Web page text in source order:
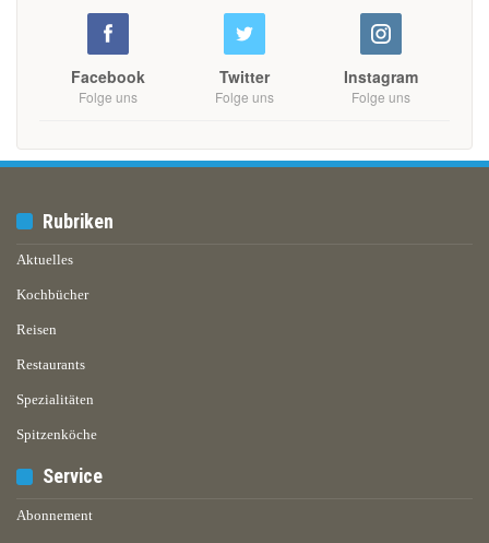
Facebook
Folge uns
Twitter
Folge uns
Instagram
Folge uns
Rubriken
Aktuelles
Kochbücher
Reisen
Restaurants
Spezialitäten
Spitzenköche
Service
Abonnement